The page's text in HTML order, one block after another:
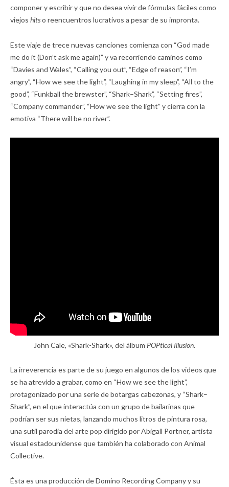
componer y escribir y que no desea vivir de fórmulas fáciles como
viejos hitso reencuentros lucrativos a pesar de su impronta.
Este viaje de trece nuevas canciones comienza con “God made
me do it (Don’t ask me again)” y va recorriendo caminos como
“Davies and Wales”, “Calling you out”, “Edge of reason”, “I’m
angry”, “How we see the light”, “Laughing in my sleep”, “All to the
good”, “Funkball the brewster”, “Shark–Shark”, “Setting fires”,
“Company commander”, “How we see the light” y cierra con la
emotiva “There will be no river”.
John Cale, «Shark-Shark», del álbum POPtical Illusion.
La irreverencia es parte de su juego en algunos de los videos que
se ha atrevido a grabar, como en “How we see the light”,
protagonizado por una serie de botargas cabezonas, y “Shark–
Shark”, en el que interactúa con un grupo de bailarinas que
podrían ser sus nietas, lanzando muchos litros de pintura rosa,
una sutil parodia del arte pop dirigido por Abigail Portner, artista
visual estadounidense que también ha colaborado con Animal
Collective.
Ésta es una producción de Domino Recording Company y su